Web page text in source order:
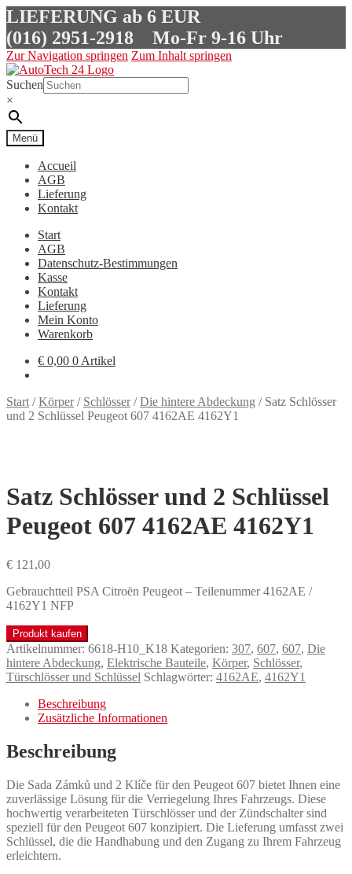
LIEFERUNG ab 6 EUR
(016) 2951-2918 Mo-Fr 9-16 Uhr
Zur Navigation springen Zum Inhalt springen
Suchen
×
Menü
Accueil
AGB
Lieferung
Kontakt
Start
AGB
Datenschutz-Bestimmungen
Kasse
Kontakt
Lieferung
Mein Konto
Warenkorb
€ 0,00 0 Artikel
Start /Körper/ Schlösser/Die hintere Abdeckung / Satz Schlösser
und 2 Schlüssel Peugeot 607 4162AE 4162Y1
Satz Schlösser und 2 Schlüssel
Peugeot 607 4162AE 4162Y1
€ 121,00
Gebrauchtteil PSA Citroën Peugeot – Teilenummer 4162AE /
4162Y1 NFP
Produkt kaufen
Artikelnummer: 6618-H10_K18 Kategorien: 307, 607, 607, Die
hintere Abdeckung, Elektrische Bauteile, Körper, Schlösser,
Türschlösser und Schlüssel Schlagwörter: 4162AE, 4162Y1
Beschreibung
Zusätzliche Informationen
Beschreibung
Die Sada Zámků und 2 Klíče für den Peugeot 607 bietet Ihnen eine
zuverlässige Lösung für die Verriegelung Ihres Fahrzeugs. Diese
hochwertig verarbeiteten Türschlösser und der Zündschalter sind
speziell für den Peugeot 607 konzipiert. Die Lieferung umfasst zwei
Schlüssel, die die Handhabung und den Zugang zu Ihrem Fahrzeug
erleichtern.